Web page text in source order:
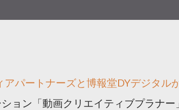
アパートナーズと博報堂DYデジタル
ョン「動画クリエイティブプラナ